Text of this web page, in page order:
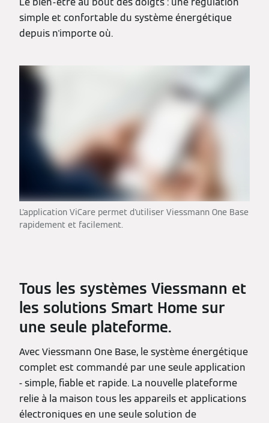
simple et confortable du système énergétique
depuis n'importe où.
L'application ViCare permet d'utiliser Viessmann One Base
rapidement et facilement.
Tous les systèmes Viessmann et
les solutions Smart Home sur
une seule plateforme.
Avec Viessmann One Base, le système énergétique
complet est commandé par une seule application
- simple, fiable et rapide. La nouvelle plateforme
relie à la maison tous les appareils et applications
électroniques en une seule solution de